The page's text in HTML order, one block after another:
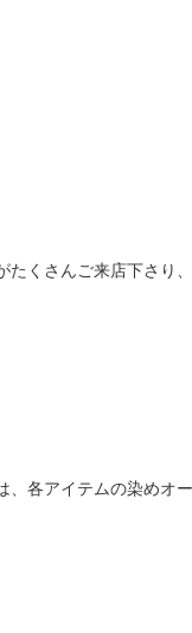
たくさんご来店下さり
、各アイテムの染めオ